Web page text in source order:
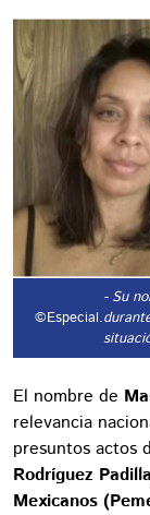
©Especial.
- Su
El nombre de
relevancia
presuntos actos
Rodríguez Padilla
Mexicanos